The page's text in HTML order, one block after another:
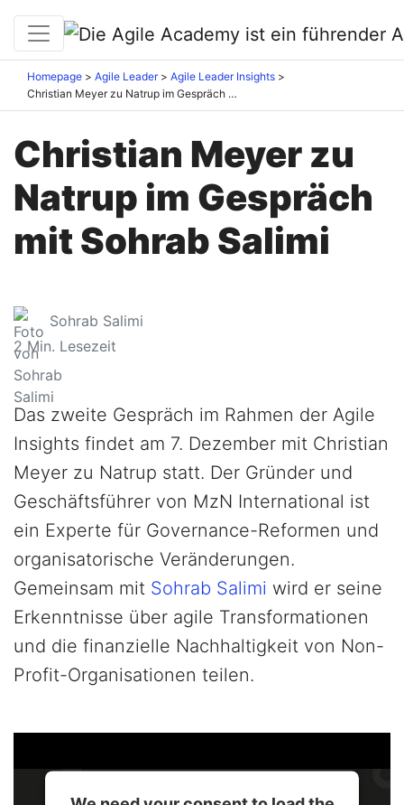
Homepage Agile Leader
Agile Leader Insights
Christian Meyer zu Natrup im Gespräch mit Sohrab Salimi
Christian Meyer zu
Natrup im Gespräch
mit Sohrab Salimi
Sohrab Salimi
2Min. Lesezeit
Das zweite Gespräch im Rahmen der Agile
Insights findet am 7. Dezember mit Christian
Meyer zu Natrup statt. Der Gründer und
Geschäftsführer von MzN International ist
ein Experte für Governance-Reformen und
organisatorische Veränderungen.
Gemeinsam mit Sohrab Salimi wird er seine
Erkenntnisse über agile Transformationen
und die finanzielle Nachhaltigkeit von Non-
Profit-Organisationen teilen.